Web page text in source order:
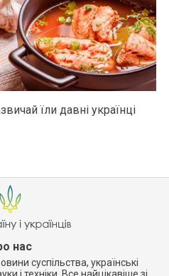
їли давні українці
нас
суспільства, українські
і техніки. Все найцікавіше зі